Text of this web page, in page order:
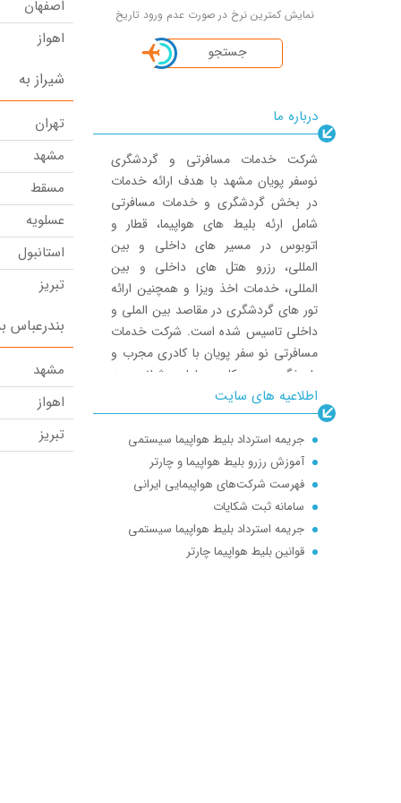
نمایش کمترین نرخ در صورت عدم ورود تاریخ
جستجو
درباره ما
شرکت خدمات مسافرتی و گردشگری
نوسفر پویان مشهد با هدف ارائه خدمات
در بخش گردشگری و خدمات مسافرتی
شامل ارئه بلیط های هواپیما، قطار و
اتوبوس در مسیر های داخلی و بین
المللی، رزرو هتل های داخلی و بین
المللی، خدمات اخذ ویزا و همچنین ارائه
تور های گردشگری در مقاصد بین الملی و
داخلی تاسیس شده است. شرکت خدمات
مسافرتی نو سفر پویان با کادری مجرب و
پاسخگویی در کلیه ساعات شبانه روز،
خاطره ای خوش از ارائه خدمات مسافرتی
و گردشگری را برای مخاطبین خود به
ارمغان می آورد. شرکت خدمات گردشگری
نو سفر پویان در خصوص برگزاری تور های
خاص با مقاصد علمی و پژوهشی آمادگی
ارائه خدمات به شرکت ها و همچنین
مشتریان خود میباشد.
اطلاعیه های سایت
جریمه استرداد بلیط هواپیما سیستمی
آموزش رزرو بلیط هواپیما و چارتر
فهرست شرکت‌های هواپیمایی ایرانی
سامانه ثبت شکایات
جریمه استرداد بلیط هواپیما سیستمی
قوانین بلیط هواپیما چارتر
اصفهان
اهواز
شیراز
تبریز
کرمانشاه
زاهدان
رشت
یزد
استانبول
کرمان
مسقط
عسلویه
کیش
ارومیه
دبی
شیراز به
تهران
مشهد
مسقط
عسلویه
استانبول
تبریز
دبی
کیش
اهواز
تفلیس
رشت
بندرعباس
مشهد
اهواز
تبریز